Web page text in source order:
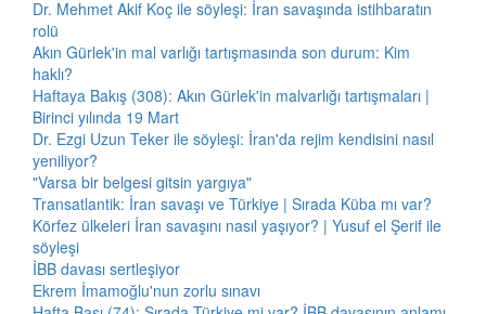
Dr. Mehmet Akif Koç ile söyleşi: İran savaşında istihbaratın
rolü
Akın Gürlek'in mal varlığı tartışmasında son durum: Kim
haklı?
Haftaya Bakış (308): Akın Gürlek'in malvarlığı tartışmaları |
Birinci yılında 19 Mart
Dr. Ezgi Uzun Teker ile söyleşi: İran'da rejim kendisini nasıl
yeniliyor?
"Varsa bir belgesi gitsin yargıya"
Transatlantik: İran savaşı ve Türkiye | Sırada Küba mı var?
Körfez ülkeleri İran savaşını nasıl yaşıyor? | Yusuf el Şerif ile
söyleşi
İBB davası sertleşiyor
Ekrem İmamoğlu'nun zorlu sınavı